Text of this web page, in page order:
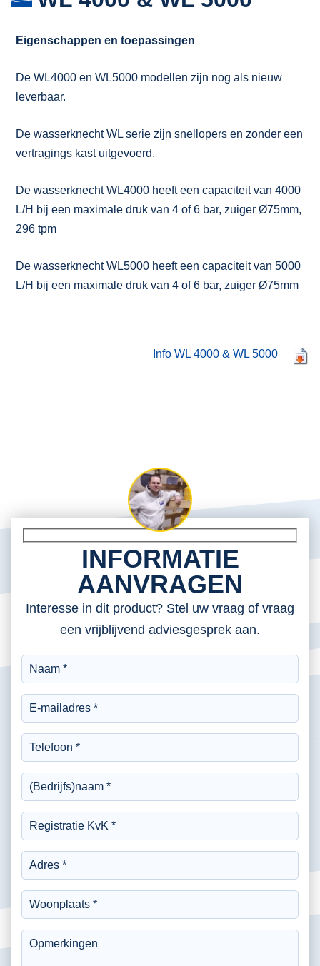
Eigenschappen en toepassingen
De WL4000 en WL5000 modellen zijn nog als nieuw
leverbaar.
De wasserknecht WL serie zijn snellopers en zonder een
vertragings kast uitgevoerd.
De wasserknecht WL4000 heeft een capaciteit van 4000
L/H bij een maximale druk van 4 of 6 bar, zuiger Ø75mm,
296 tpm
De wasserknecht WL5000 heeft een capaciteit van 5000
L/H bij een maximale druk van 4 of 6 bar, zuiger Ø75mm
Info WL 4000 & WL 5000
INFORMATIE
AANVRAGEN
Interesse in dit product? Stel uw vraag of vraag
een vrijblijvend adviesgesprek aan.